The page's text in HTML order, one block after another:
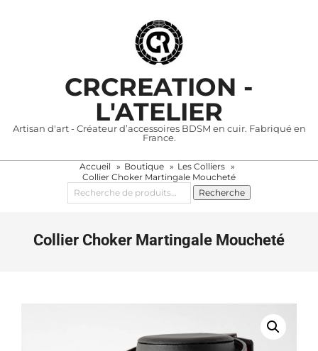
CRCREATION -
L'ATELIER
Artisan d'art - Créateur d’accessoires BDSM en cuir. Fabriqué en
France.
Accueil Boutique
Les Colliers
Collier Choker Martingale Moucheté
Recherche
pour :
Recherche
Collier Choker Martingale Moucheté